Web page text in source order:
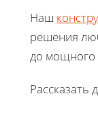
Наш
решения
до мощного
Рассказать